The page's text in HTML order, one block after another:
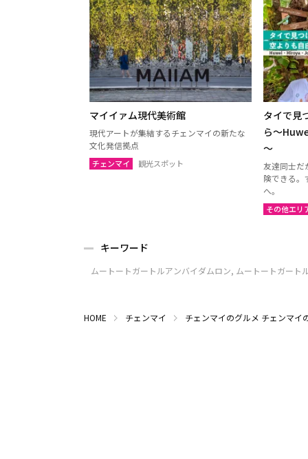
マイイァム現代美術館
現代アートが集結するチェンマイの新たな
文化発信拠点
チェンマイ 観光スポット
タイで見
ら～
～
友達同士だ
険できる。
へ。
その他エリ
キーワード
ムートートガートルアンバイダムロン, ムートートガー
HOME チェンマイ チェンマイのグルメ チェンマイ